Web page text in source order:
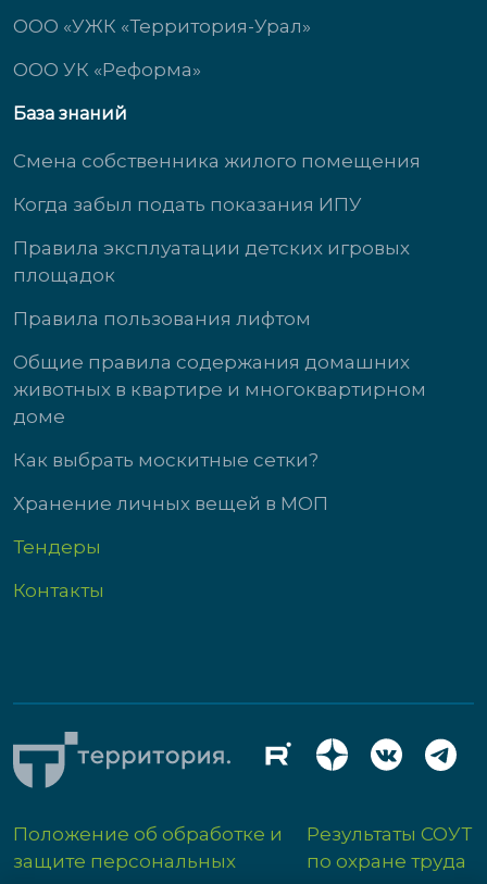
ООО «УЖК «Территория-Урал»
ООО УК «Реформа»
База знаний
Смена собственника жилого помещения
Когда забыл подать показания ИПУ
Правила эксплуатации детских игровых
площадок
Правила пользования лифтом
Общие правила содержания домашних
животных в квартире и многоквартирном
доме
Как выбрать москитные сетки?
Хранение личных вещей в МОП
Тендеры
Контакты
Положение об обработке и
защите персональных
Результаты СОУТ
по охране труда